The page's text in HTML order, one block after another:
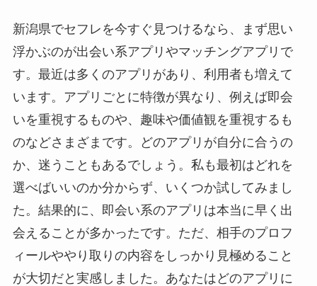
新潟県でセフレを今すぐ見つけるなら、まず思い
浮かぶのが出会い系アプリやマッチングアプリで
す。最近は多くのアプリがあり、利用者も増えて
います。アプリごとに特徴が異なり、例えば即会
いを重視するものや、趣味や価値観を重視するも
のなどさまざまです。どのアプリが自分に合うの
か、迷うこともあるでしょう。私も最初はどれを
選べばいいのか分からず、いくつか試してみまし
た。結果的に、即会い系のアプリは本当に早く出
会えることが多かったです。ただ、相手のプロフ
ィールややり取りの内容をしっかり見極めること
が大切だと実感しました。あなたはどのアプリに